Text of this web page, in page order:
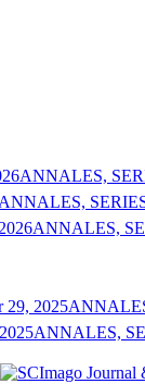
ANNALES,
ANNALES,
ANNALES,
29, 2025
ANNALES,